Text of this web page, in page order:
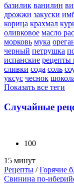
базилик ванилин
дрожжи закуски
корица крахмал
оливковое масло
морковь мука
черный петрушка
испанские рецепты
сливки сода соль
уксус чеснок
Показать все теги
Случайные
100
15 минут
Рецепты /Горячие
Свинина по-